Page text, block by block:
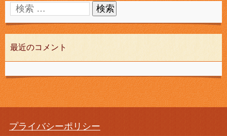
最近のコメント
プライバシーポリシー